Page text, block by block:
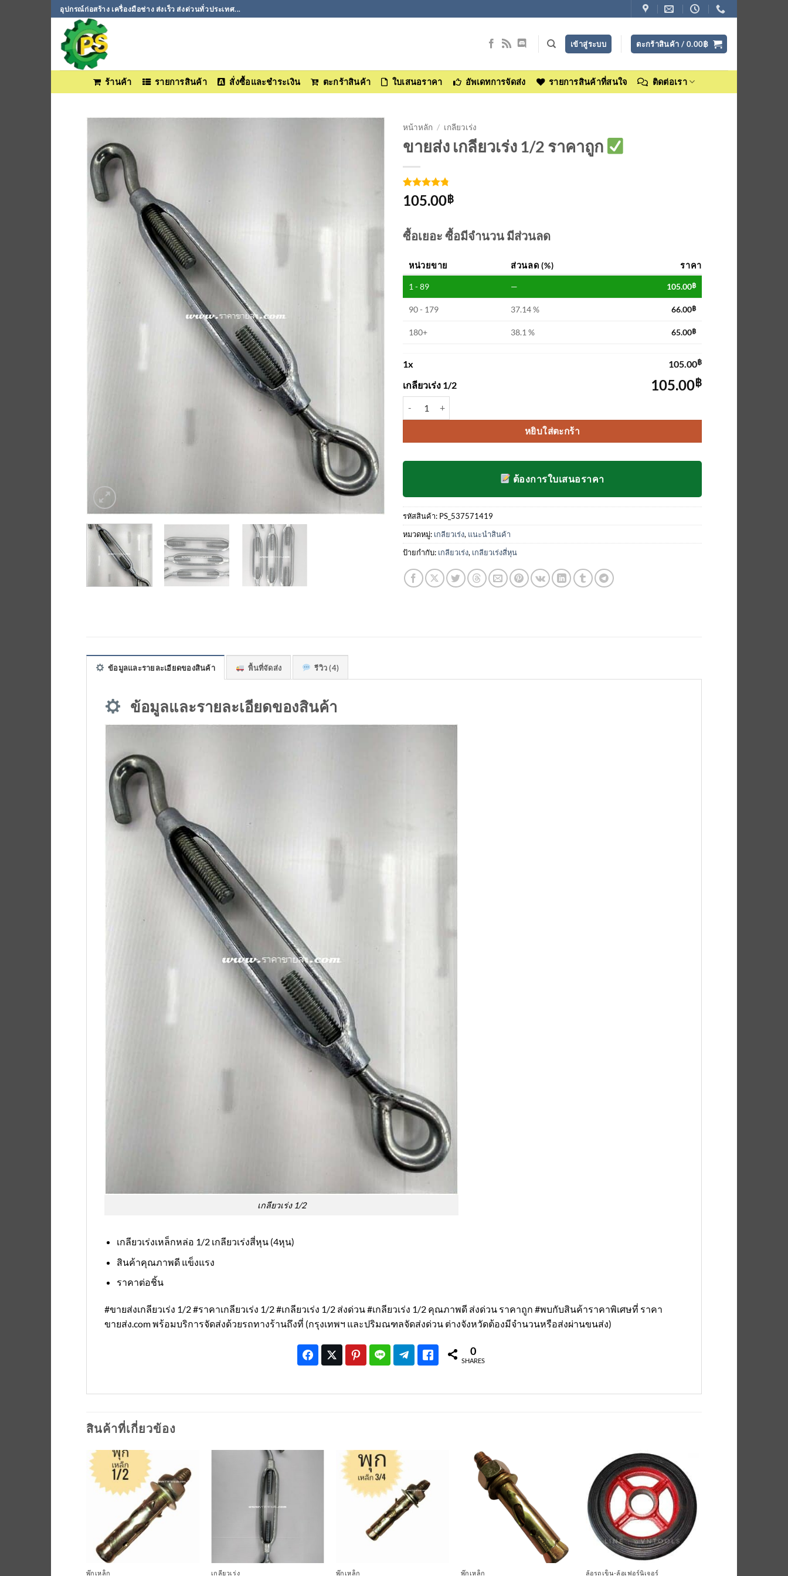
ข้าม
ไป
เนื้อหา
อุปกรณ์ก่อสร้าง เครื่องมือช่าง ส่งเร็ว ส่งด่วนทั่วประเทศ...
เข้าสู่ระบบ ตะกร้าสินค้า / 0.00฿
ร้านค้า รายการสินค้า สั่งซื้อและชำระเงิน ตะกร้าสินค้า ใบเสนอราคา อัพเดทการจัดส่ง รายการสินค้าที่สนใจ ติดต่อเรา
หน้าหลัก / เกลียวเร่ง
ขายส่ง เกลียวเร่ง 1/2 ราคาถูก
ให้คะแนน
4.75จาก
4
การให้
คะแนน
105.00฿
ซื้อเยอะ ซื้อมีจำนวน มีส่วนลด
หน่วยขาย ส่วนลด (%) ราคา
1 - 89 — 105.00฿
90 - 179 37.14 % 66.00฿
180+ 38.1 % 65.00฿
1x 105.00฿
เกลียวเร่ง 1/2 105.00฿
หยิบใส่ตะกร้า
ต้องการใบเสนอราคา
รหัสสินค้า: PS_537571419
หมวดหมู่: เกลียวเร่ง, แนะนำสินค้า
ป้ายกำกับ: เกลียวเร่ง, เกลียวเร่งสี่หุน
ข้อมูลและรายละเอียดของสินค้า พื้นที่จัดส่ง รีวิว (4)
ข้อมูลและรายละเอียดของสินค้า
เกลียวเร่ง 1/2
เกลียวเร่งเหล็กหล่อ 1/2 เกลียวเร่งสี่หุน (4หุน)
สินค้าคุณภาพดี แข็งแรง
ราคาต่อชิ้น
#ขายส่งเกลียวเร่ง 1/2 #ราคาเกลียวเร่ง 1/2 #เกลียวเร่ง 1/2 ส่งด่วน #เกลียวเร่ง 1/2 คุณภาพดี ส่งด่วน ราคาถูก #พบกับสินค้าราคาพิเศษที่ ราคา
ขายส่ง.com พร้อมบริการจัดส่งด้วยรถทางร้านถึงที่ (กรุงเทพฯ และปริมณฑลจัดส่งด่วน ต่างจังหวัดต้องมีจำนวนหรือส่งผ่านขนส่ง)
0
SHARES
สินค้าที่เกี่ยวข้อง
เพิ่มเข้า
ใน
รายการ
พุ๊กเหล็ก เกลียวเร่ง
เพิ่มเข้า
ใน
รายการ
พุ๊กเหล็ก
ติดตาม
พุ๊กเหล็ก
เพิ่มเข้า
ใน
รายการ
ที่
ติดตาม
ล้อรถเข็น-ล้อเฟอร์นิเจอร์